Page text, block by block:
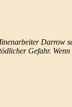
Darrow
Gefahr.